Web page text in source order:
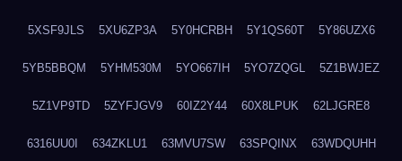
5XSF9JLS 5XU6ZP3A 5Y0HCRBH 5Y1QS60T 5Y86UZX6
5YB5BBQM 5YHM530M 5YO667IH 5YO7ZQGL 5Z1BWJEZ
5Z1VP9TD 5ZYFJGV9 60IZ2Y44 60X8LPUK 62LJGRE8
6316UU0I 634ZKLU1 63MVU7SW 63SPQINX 63WDQUHH